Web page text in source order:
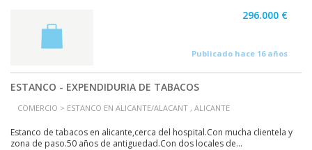
296.000 €
Publicado hace 16 años
ESTANCO - EXPENDIDURIA DE TABACOS
COMERCIO > ESTANCO EN ALICANTE/ALACANT , ALICANTE
Estanco de tabacos en alicante,cerca del hospital.Con mucha clientela y
zona de paso.50 años de antiguedad.Con dos locales de...